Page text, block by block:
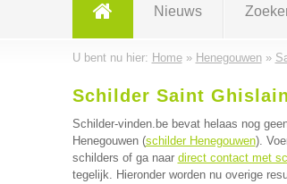
Nieuws
U bent nu hier: Home» Henegouwen»
Schilder Saint Ghislain
Schilder-vinden.be bevat helaas nog
Henegouwen (schilder Henegouwen).
schilders of ga naar direct contact met
tegelijk. Hieronder worden nu overige